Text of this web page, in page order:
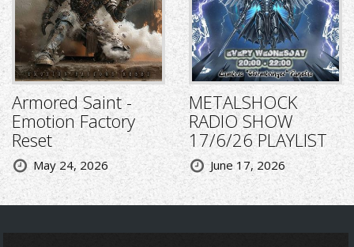
Armored Saint -
Emotion Factory
Reset
May 24, 2026
METALSHOCK
RADIO SHOW
17/6/26 PLAYLIST
June 17, 2026